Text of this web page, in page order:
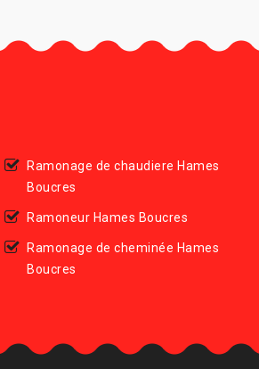
Ramonage de chaudiere Hames
Boucres
Ramoneur Hames Boucres
Ramonage de cheminée Hames
Boucres